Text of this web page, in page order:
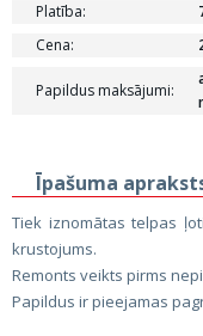
Platība:
Cena:
Papildus maksājumi:
Īpašuma
Tiek iznomātas telpas
krustojums.
Remonts veikts pirms
Papildus ir pieejamas